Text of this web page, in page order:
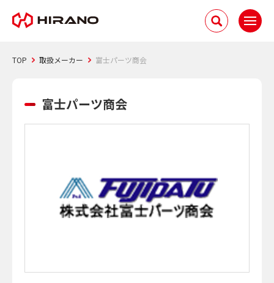
TOP 取扱メーカー 富士パーツ商会
富士パーツ商会